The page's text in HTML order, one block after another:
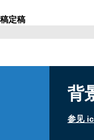
定稿
背
参见